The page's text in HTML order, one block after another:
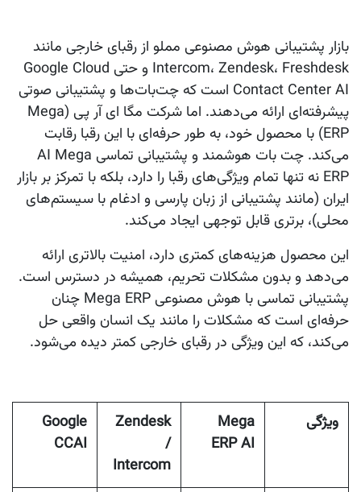
بازار پشتیبانی هوش مصنوعی مملو از رقبای خارجی مانند
Intercom، Zendesk، Freshdesk و حتی Google Cloud
Contact Center AI است که چت‌بات‌ها و پشتیبانی صوتی
پیشرفته‌ای ارائه می‌دهند. اما شرکت مگا ای آر پی (Mega
ERP) با محصول خود، به طور حرفه‌ای با این رقبا رقابت
می‌کند. چت بات هوشمند و پشتیبانی تماسی AI Mega
ERP نه تنها تمام ویژگی‌های رقبا را دارد، بلکه با تمرکز بر بازار
ایران (مانند پشتیبانی از زبان پارسی و ادغام با سیستم‌های
محلی)، برتری قابل توجهی ایجاد می‌کند.
این محصول هزینه‌های کمتری دارد، امنیت بالاتری ارائه
می‌دهد و بدون مشکلات تحریم، همیشه در دسترس است.
پشتیبانی تماسی با هوش مصنوعی
Mega ERP چنان
حرفه‌ای است که مشکلات را مانند یک انسان واقعی حل
می‌کند، که این ویژگی در رقبای خارجی کمتر دیده می‌شود.
ویژگی
Mega
ERP AI
Zendesk
/
Intercom
Google
CCAI